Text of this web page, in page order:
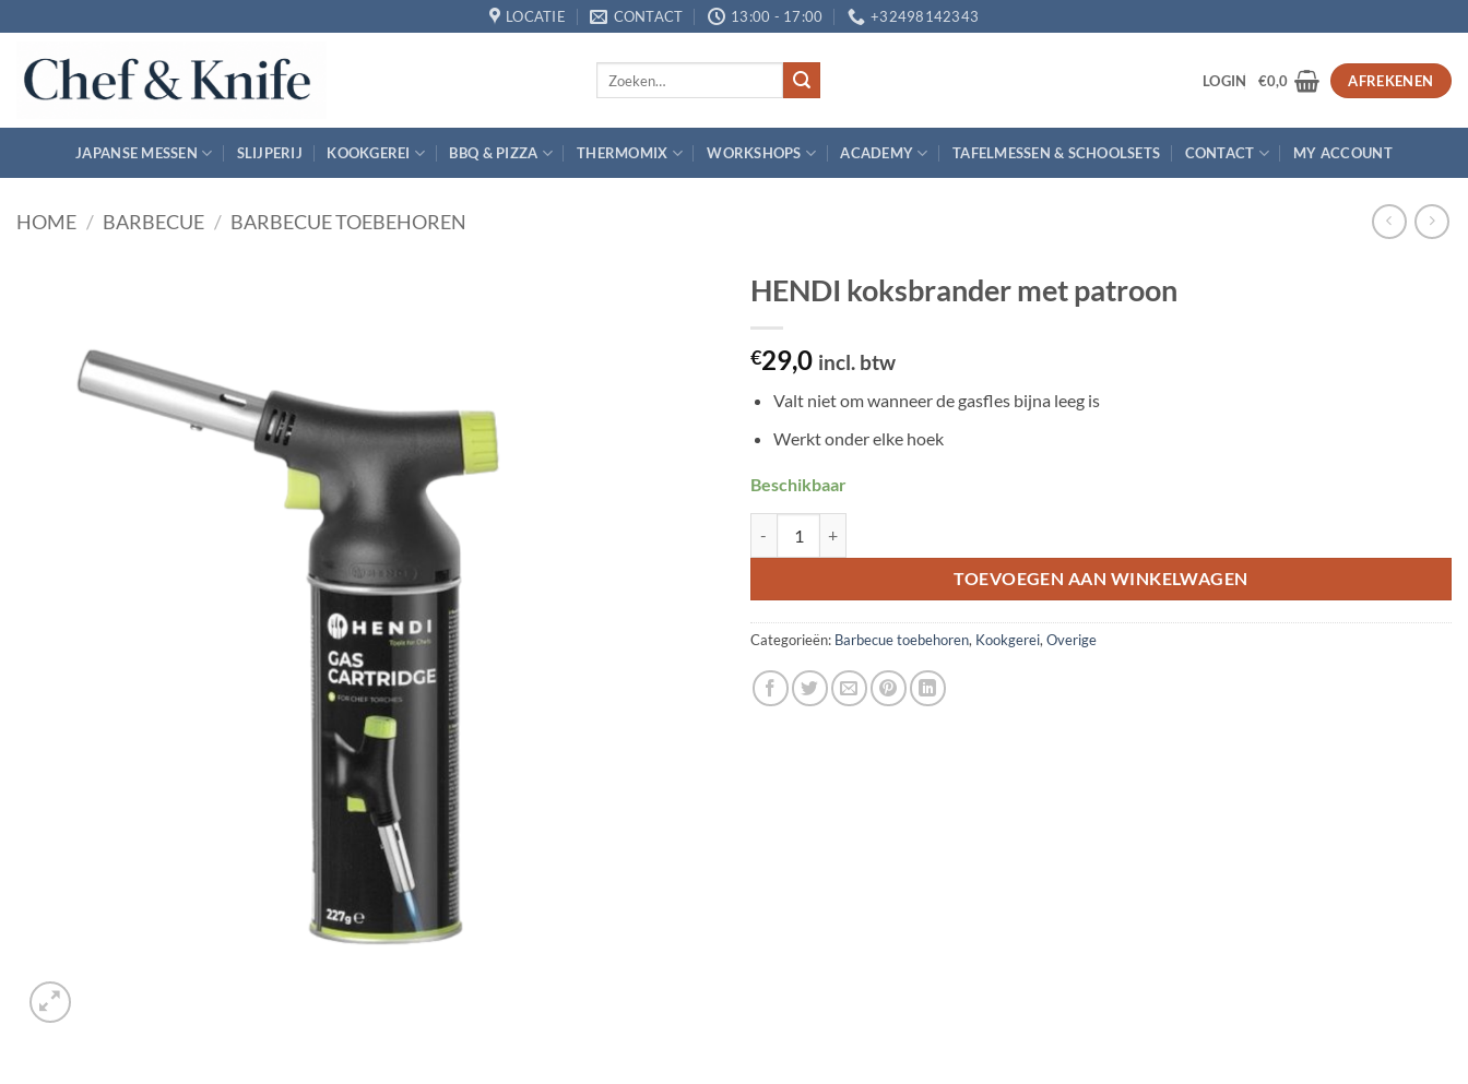
naar
inhoud
LOCATIE CONTACT 13:00 - 17:00 +32498142343
LOGIN €0,0 AFREKENEN
JAPANSE MESSEN SLIJPERIJ KOOKGEREI BBQ & PIZZA THERMOMIX WORKSHOPS ACADEMY TAFELMESSEN & SCHOOLSETS CONTACT MY ACCOUNT
HOME / BARBECUE / BARBECUE TOEBEHOREN
HENDI koksbrander met patroon
€29,0 incl. btw
Valt niet om wanneer de gasfles bijna leeg is
Werkt onder elke hoek
Beschikbaar
TOEVOEGEN AAN WINKELWAGEN
Categorieën: Barbecue toebehoren, Kookgerei,Overige